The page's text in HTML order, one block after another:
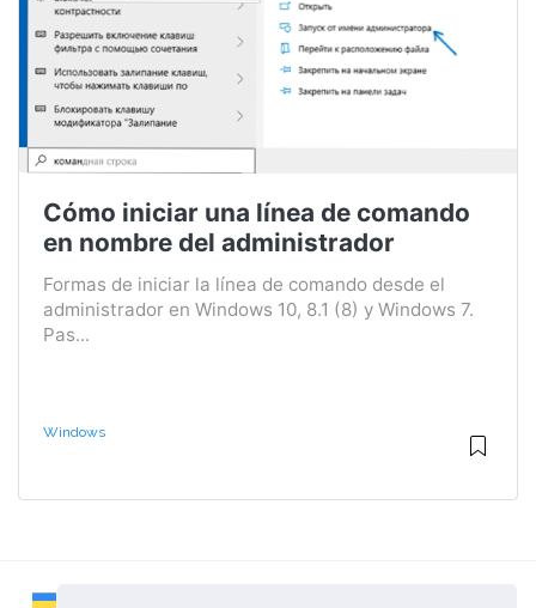
Cómo iniciar una línea de comando
en nombre del administrador
Formas de iniciar la línea de comando desde el
administrador en Windows 10, 8.1 (8) y Windows 7.
Pas...
Windows